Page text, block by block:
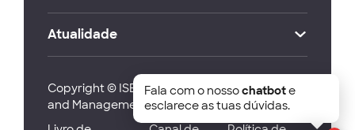
Atualidade
Copyright © ISEG Lisbon School of Economics
and Management 2026
Fala com o nossochatbote
esclarece as tuas dúvidas.